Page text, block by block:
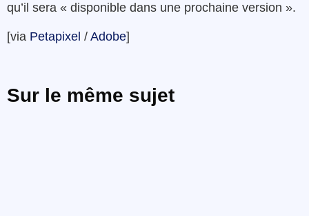
qu’il sera « disponible dans une prochaine version ».
[via Petapixel / Adobe]
Sur le même sujet